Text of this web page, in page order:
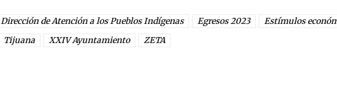
Dirección de Atención a los Pueblos Indígenas Egresos 2023
Estímulos
Tijuana XXIV Ayuntamiento ZETA